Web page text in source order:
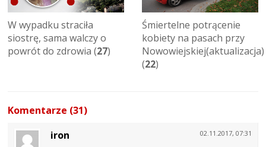
W wypadku straciła
siostrę, sama walczy o
powrót do zdrowia (27)
Śmiertelne potrącenie
kobiety na pasach przy
Nowowiejskiej(aktualizacja)
(22)
Komentarze (31)
02.11.2017, 07:31
iron